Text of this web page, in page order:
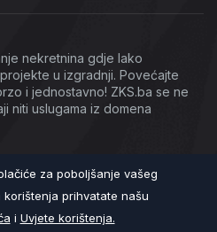
nekretnina gdje lako
u izgradnji. Povećajte
i jednostavno! ZKS.ba se ne
niti uslugama iz domena
za poboljšanje vašeg
korištenja prihvatate našu
i Uvjete korištenja.